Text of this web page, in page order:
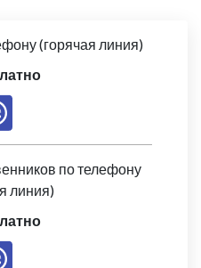
(горячая линия)
по телефону
линия)